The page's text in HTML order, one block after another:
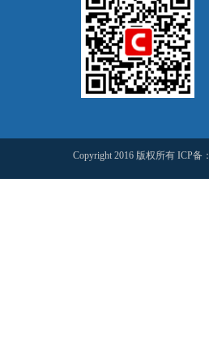
Copyright 2016 版权所有 ICP备：